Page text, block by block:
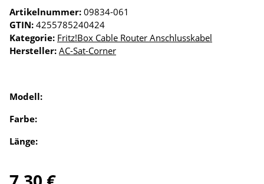
Artikelnummer: 09834-061
GTIN: 4255785240424
Kategorie: Fritz!Box Cable Router Anschlusskabel
Hersteller: AC-Sat-Corner
Modell:
Farbe:
Länge: